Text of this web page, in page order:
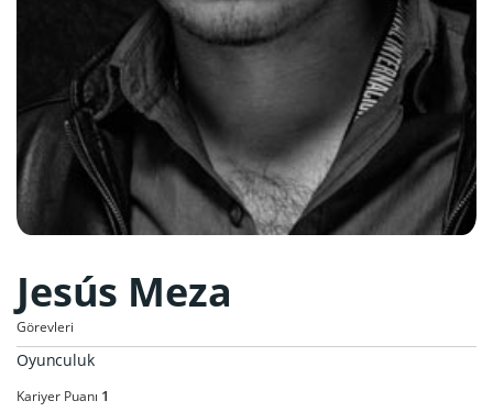
Jesús Meza
Görevleri
Oyunculuk
Kariyer Puanı 1